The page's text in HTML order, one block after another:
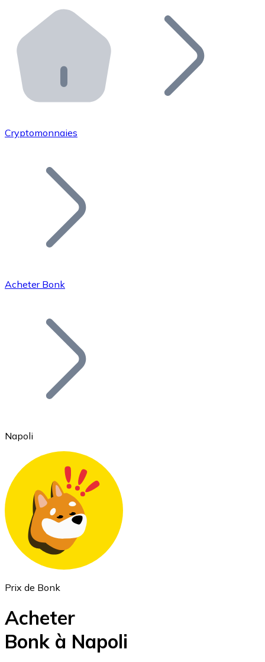
Distributeurs automatiques Bitnovo
Intégrez un ATM Bitnovo dans votre entreprise et
API Bitnovo
Intégrez notre API dans votre écosystème.
Rejoignez notre réseau de distributeurs et
Ajoutez le token de votre projet à notre service
Bitcoin
Ethereum
ETH
Cryptomonnaies
Acheter Bonk
Napoli
Prix de Bonk
Acheter
Bonk à Napoli